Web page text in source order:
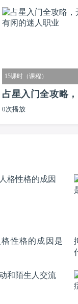
15课时（课程）
占星入门全攻略
又有闲的迷人职业
0次播放
性格的成因是